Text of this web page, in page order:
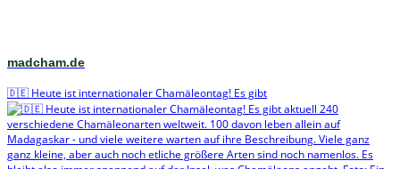
madcham.de
🇩🇪 Heute ist internationaler Chamäleontag! Es gibt